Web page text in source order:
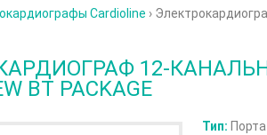
Cardioline ›
12-
BT PACKAGE
Тип: